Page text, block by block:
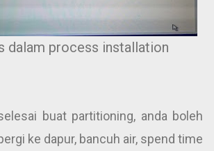
dalam process installation
buat partitioning, anda boleh
ke dapur, bancuh air, spend time